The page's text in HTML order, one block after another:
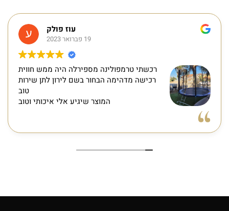
עוז פולק
19 פברואר 2023
רכשתי טרמפולינה מספירלה היה ממש חווית
רכישה מדהימה הבחור בשם לירון לתן שירות
טוב
המוצר שיגיע אלי איכותי וטוב